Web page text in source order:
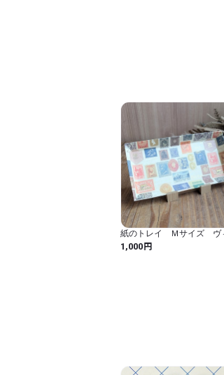
紙のトレイ Ｍサイズ ヴ
ージ切手
1,000円